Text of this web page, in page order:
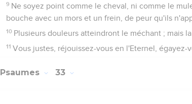
9 Ne soyez point comme le cheval, ni comme le
bouche avec un mors et un frein, de peur qu'ils
10 Plusieurs douleurs atteindront le méchant ; mais
11 Vous justes, réjouissez-vous en l'Eternel,
Psaumes 33